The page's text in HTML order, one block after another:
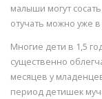
малыши могут
отучать можно уже
Многие дети в 1,5
существенно
месяцев у
период детишек